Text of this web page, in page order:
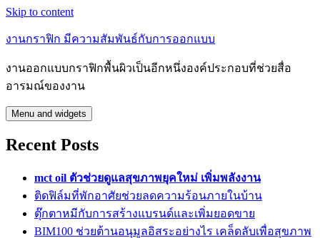
Skip to content
งานกราฟิก มีความสัมพันธ์กับการออกแบบ
งานออกแบบกราฟิกพื้นผิวเป็นอีกหนึ่งองค์ประกอบที่ช่วยสื่อ
อารมณ์ของงาน
Menu and widgets
Recent Posts
mct oil ตัวช่วยดูแลสุขภาพยุคใหม่ เพิ่มพลังงาน
ติดฟิล์มที่พักอาศัยช่วยลดความร้อนภายในบ้าน
ตุ๊กตาหมีกับการสร้างแบรนด์และเพิ่มยอดขาย
BIM100 ช่วยต้านอนุมูลอิสระอย่างไร เคล็ดลับเพื่อสุขภาพ